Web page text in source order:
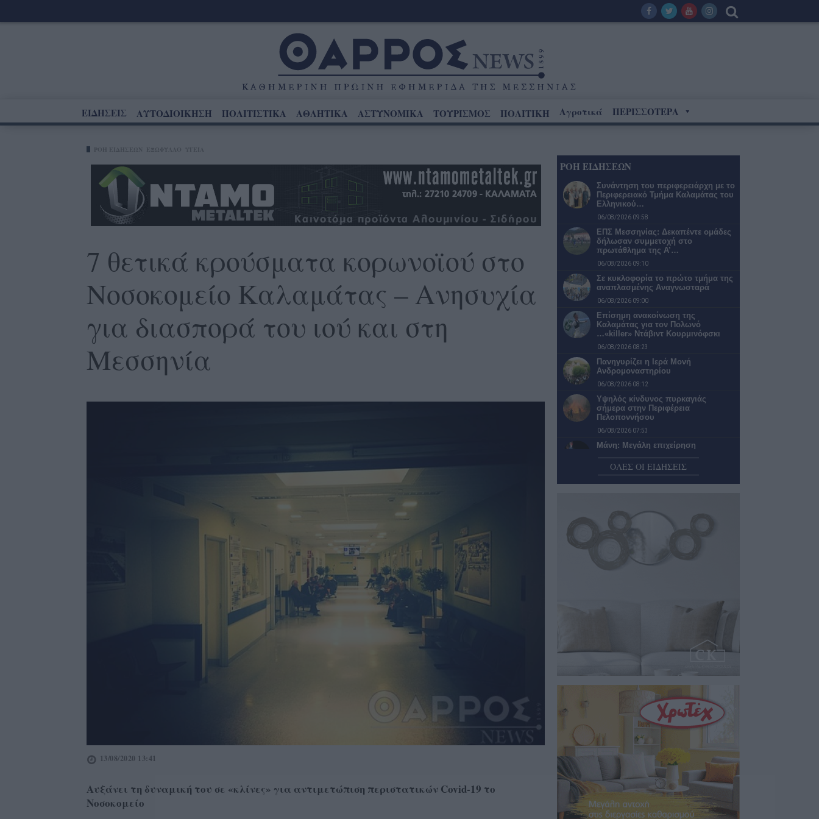
ΕΙΔΗΣΕΙΣ ΑΥΤΟΔΙΟΙΚΗΣΗ ΠΟΛΙΤΙΣΤΙΚΑ ΑΘΛΗΤΙΚΑ ΑΣΤΥΝΟΜΙΚΑ ΤΟΥΡΙΣΜΟΣ ΠΟΛΙΤΙΚΗ Αγροτικά ΠΕΡΙΣΣΟΤΕΡΑ
7 θετικά κρούσματα κορωνοϊού στο
Νοσοκομείο Καλαμάτας – Ανησυχία
για διασπορά του ιού και στη
Μεσσηνία
13/08/2020 13:41
Αυξάνει τη δυναμική του σε «κλίνες» για αντιμετώπιση περιστατικών Covid-19 το
Νοσοκομείο
ΡΟΗ ΕΙΔΗΣΕΩΝ
Συνάντηση του περιφερειάρχη με το
Περιφερειακό Τμήμα Καλαμάτας του
Ελληνικού…
06/08/2026 09:58
ΕΠΣ Μεσσηνίας: Δεκαπέντε ομάδες
δήλωσαν συμμετοχή στο
πρωτάθλημα της Α’…
06/08/2026 09:10
Σε κυκλοφορία το πρώτο τμήμα της
αναπλασμένης Αναγνωσταρά
06/08/2026 09:00
Επίσημη ανακοίνωση της
Καλαμάτας για τον Πολωνό
…«killer» Ντάβιντ Κουρμινόφσκι
06/08/2026 08:23
Πανηγυρίζει η Ιερά Μονή
Ανδρομοναστηρίου
06/08/2026 08:12
Υψηλός κίνδυνος πυρκαγιάς
σήμερα στην Περιφέρεια
Πελοποννήσου
06/08/2026 07:53
Μάνη: Μεγάλη επιχείρηση
φαράγγι του Βυρού…
06/08/2026 07:42
06/08/2026 07:19
Επερώτηση της Λαϊκής
Συσπείρωσης για την κατάσταση
στο Πολυλίμνιο και…
05/08/2026 22:30
ΟΛΕΣ ΟΙ ΕΙΔΗΣΕΙΣ